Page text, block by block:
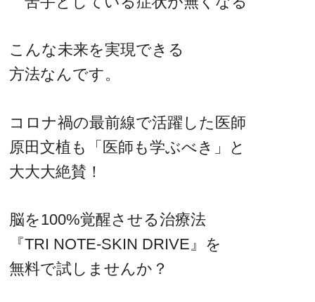
こんな未来を実現できる
方法なんです。
コロナ禍の最前線で活躍した医師
原田文植も「医師も学ぶべき」と
大大大絶賛！
脳を100%覚醒させる治療法
『TRI NOTE-SKIN DRIVE』を
無料で試しませんか？